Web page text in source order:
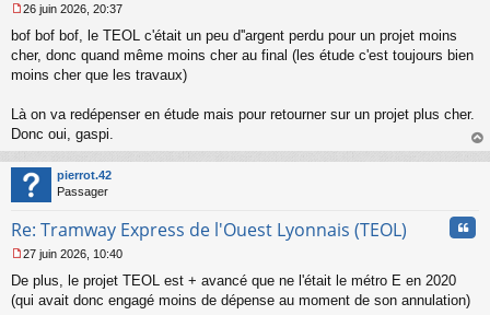
e
s
s
e
n
o
n
l
u
26 juin 2026, 20:37
bof bof bof, le TEOL c'était un peu d''argent perdu pour un projet moins
cher, donc quand même moins cher au final (les étude c'est toujours bien
moins cher que les travaux)
Là on va redépenser en étude mais pour retourner sur un projet plus cher.
Donc oui, gaspi.
au
pierrot.42
Passager
Re: Tramway Express de l'Ouest Lyonnais (TEOL)
e
s
27 juin 2026, 10:40
De plus, le projet TEOL est + avancé que ne l'était le métro E en 2020
(qui avait donc engagé moins de dépense au moment de son annulation)